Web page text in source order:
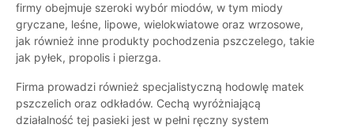
firmy obejmuje szeroki wybór miodów, w tym miody
gryczane, leśne, lipowe, wielokwiatowe oraz wrzosowe,
jak również inne produkty pochodzenia pszczelego, takie
jak pyłek, propolis i pierzga.
Firma prowadzi również specjalistyczną hodowlę matek
pszczelich oraz odkładów. Cechą wyróżniającą
działalność tej pasieki jest w pełni ręczny system